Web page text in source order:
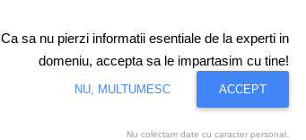
Ca sa nu pierzi informatii esentiale de la experti in
domeniu, accepta sa le impartasim cu tine!
NU, MULTUMESC ACCEPT
Nu colectam date cu caracter personal.